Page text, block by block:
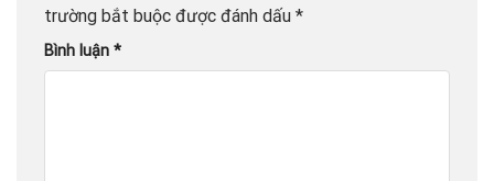
trường bắt buộc được đánh dấu *
Bình luận *